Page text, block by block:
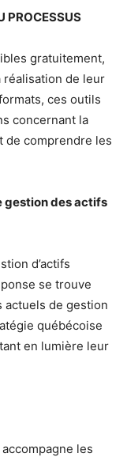
PROCESSUS
gratuitement,
réalisation de leur
ces outils
concernant la
de comprendre les
gestion des actifs
d’actifs
se trouve
de gestion
québécoise
en lumière leur
les